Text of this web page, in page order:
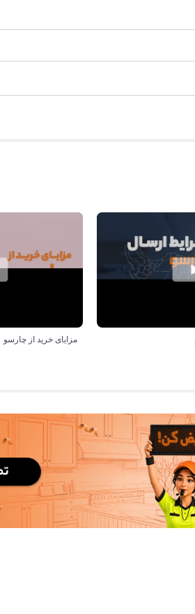
مزایای خرید از چارسو